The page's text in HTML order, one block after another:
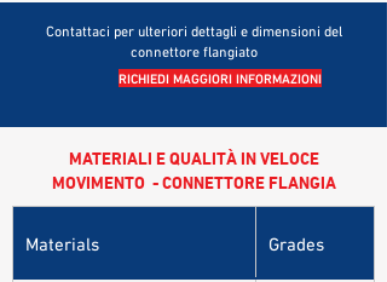
Contattaci per ulteriori dettagli e dimensioni del
connettore flangiato
RICHIEDI MAGGIORI INFORMAZIONI
MATERIALI E QUALITÀ IN VELOCE
MOVIMENTO - CONNETTORE FLANGIA
Materials Grades